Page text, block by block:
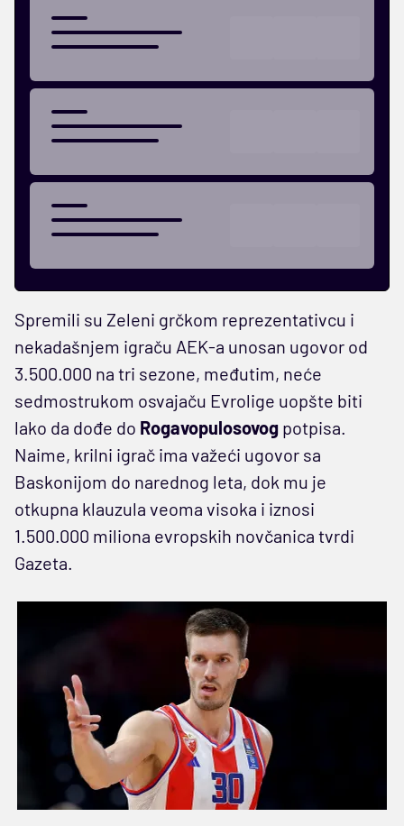
Spremili su Zeleni grčkom reprezentativcu i
nekadašnjem igraču AEK-a unosan ugovor od
3.500.000 na tri sezone, međutim, neće
sedmostrukom osvajaču Evrolige uopšte biti
lako da dođe do Rogavopulosovog potpisa.
Naime, krilni igrač ima važeći ugovor sa
Baskonijom do narednog leta, dok mu je
otkupna klauzula veoma visoka i iznosi
1.500.000 miliona evropskih novčanica tvrdi
Gazeta.